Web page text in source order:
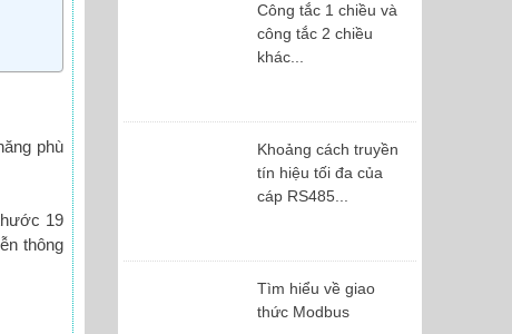
phù
19
thông
Công tắc 1 chiều và
công tắc 2 chiều
khác...
Khoảng cách truyền
tín hiệu tối đa của
cáp RS485...
Tìm hiểu về giao
thức Modbus